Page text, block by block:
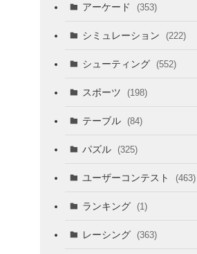
アーケード (353)
シミュレーション (222)
シューティング (552)
スポーツ (198)
テーブル (84)
パズル (325)
ユーザーコンテスト (463)
ランキング (1)
レーシング (363)